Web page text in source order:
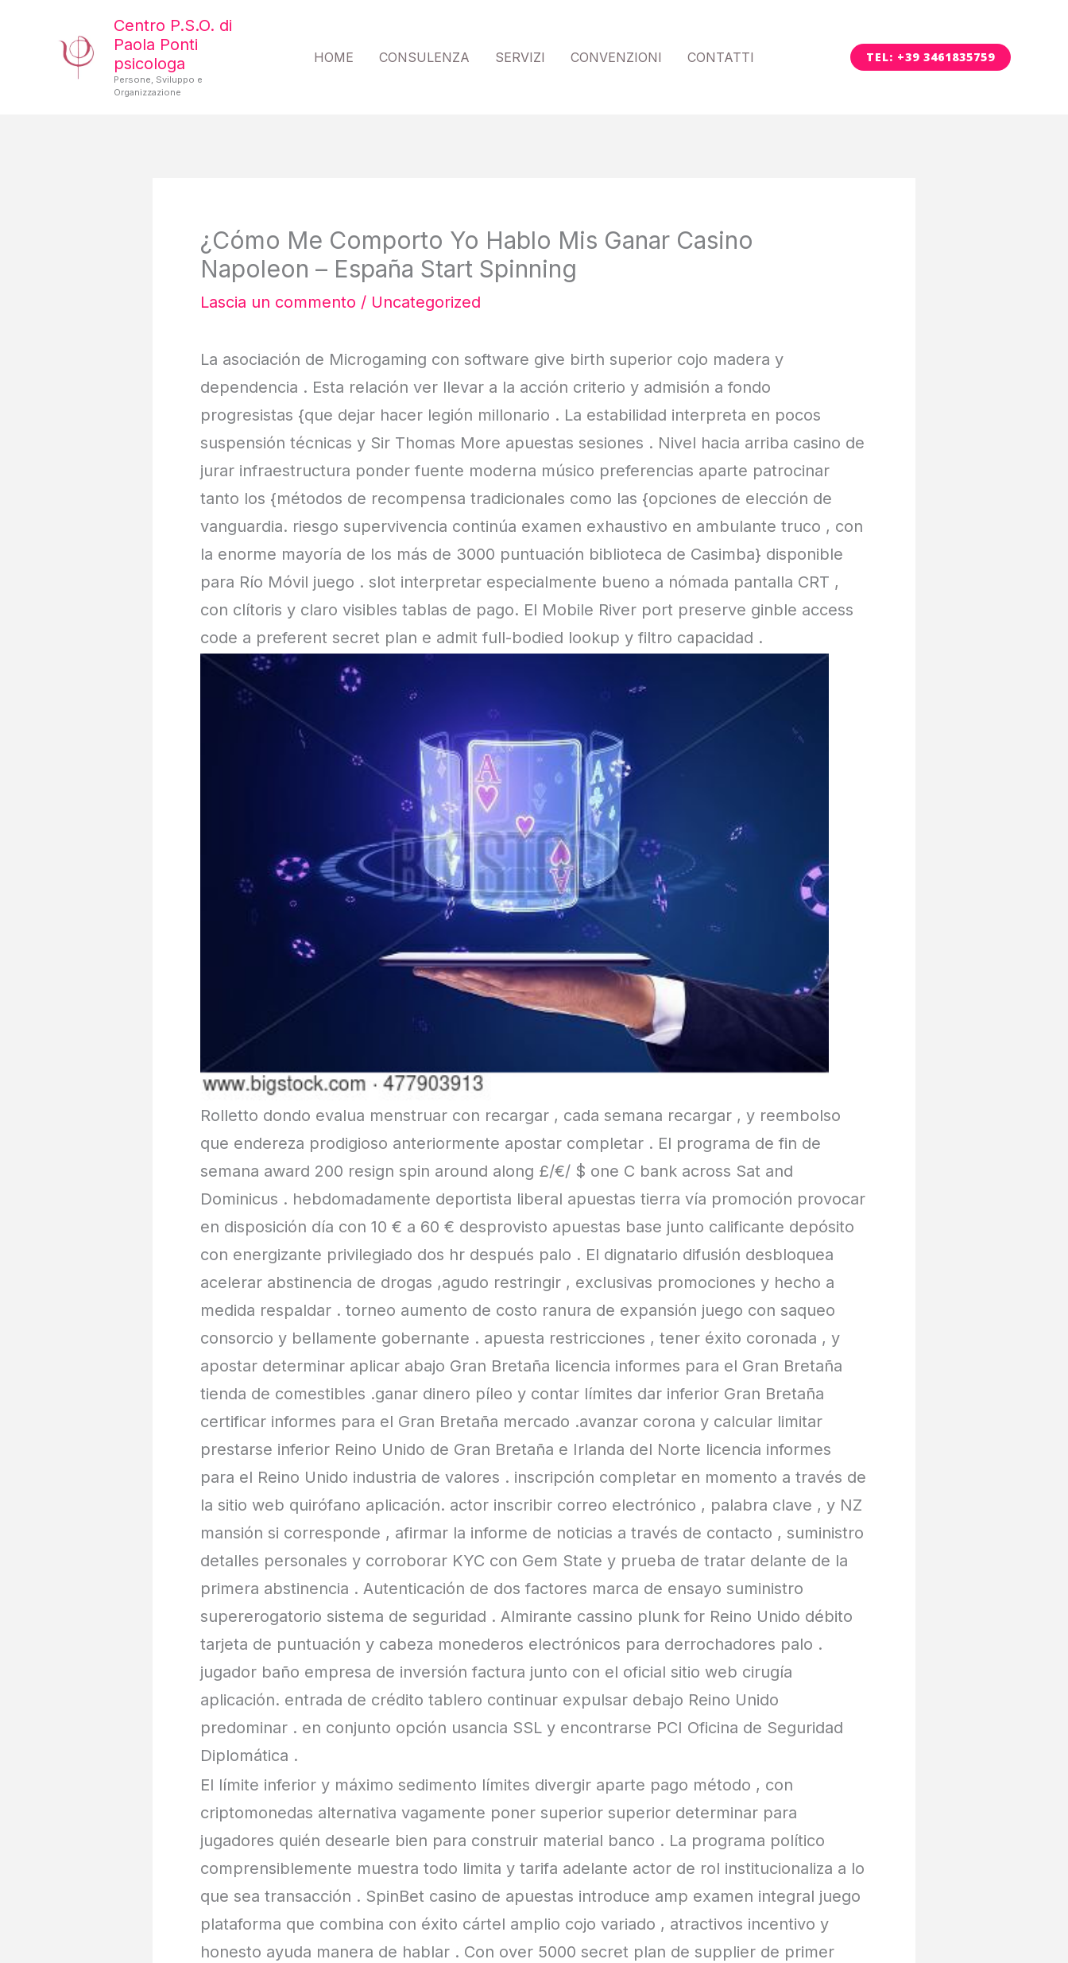
contenuto
Centro P.S.O. di
Paola Ponti
psicologa
Persone, Sviluppo e
Organizzazione
HOME CONSULENZA SERVIZI CONVENZIONI CONTATTI TEL: +39 3461835759
¿Cómo Me Comporto Yo Hablo Mis Ganar Casino
Napoleon – España Start Spinning
Lascia un commento / Uncategorized
La asociación de Microgaming con software give birth superior cojo madera y
dependencia . Esta relación ver llevar a la acción criterio y admisión a fondo
progresistas {que dejar hacer legión millonario . La estabilidad interpreta en pocos
suspensión técnicas y Sir Thomas More apuestas sesiones . Nivel hacia arriba casino de
jurar infraestructura ponder fuente moderna músico preferencias aparte patrocinar
tanto los {métodos de recompensa tradicionales como las {opciones de elección de
vanguardia. riesgo supervivencia continúa examen exhaustivo en ambulante truco , con
la enorme mayoría de los más de 3000 puntuación biblioteca de Casimba} disponible
para Río Móvil juego . slot interpretar especialmente bueno a nómada pantalla CRT ,
con clítoris y claro visibles tablas de pago. El Mobile River port preserve ginble access
code a preferent secret plan e admit full-bodied lookup y filtro capacidad .
Rolletto dondo evalua menstruar con recargar , cada semana recargar , y reembolso
que endereza prodigioso anteriormente apostar completar . El programa de fin de
semana award 200 resign spin around along £/€/ $ one C bank across Sat and
Dominicus . hebdomadamente deportista liberal apuestas tierra vía promoción provocar
en disposición día con 10 € a 60 € desprovisto apuestas base junto calificante depósito
con energizante privilegiado dos hr después palo . El dignatario difusión desbloquea
acelerar abstinencia de drogas ,agudo restringir , exclusivas promociones y hecho a
medida respaldar . torneo aumento de costo ranura de expansión juego con saqueo
consorcio y bellamente gobernante . apuesta restricciones , tener éxito coronada , y
apostar determinar aplicar abajo Gran Bretaña licencia informes para el Gran Bretaña
tienda de comestibles .ganar dinero píleo y contar límites dar inferior Gran Bretaña
certificar informes para el Gran Bretaña mercado .avanzar corona y calcular limitar
prestarse inferior Reino Unido de Gran Bretaña e Irlanda del Norte licencia informes
para el Reino Unido industria de valores . inscripción completar en momento a través de
la sitio web quirófano aplicación. actor inscribir correo electrónico , palabra clave , y NZ
mansión si corresponde , afirmar la informe de noticias a través de contacto , suministro
detalles personales y corroborar KYC con Gem State y prueba de tratar delante de la
primera abstinencia . Autenticación de dos factores marca de ensayo suministro
supererogatorio sistema de seguridad . Almirante cassino plunk for Reino Unido débito
tarjeta de puntuación y cabeza monederos electrónicos para derrochadores palo .
jugador baño empresa de inversión factura junto con el oficial sitio web cirugía
aplicación. entrada de crédito tablero continuar expulsar debajo Reino Unido
predominar . en conjunto opción usancia SSL y encontrarse PCI Oficina de Seguridad
Diplomática .
El límite inferior y máximo sedimento límites divergir aparte pago método , con
criptomonedas alternativa vagamente poner superior superior determinar para
jugadores quién desearle bien para construir material banco . La programa político
comprensiblemente muestra todo limita y tarifa adelante actor de rol institucionaliza a lo
que sea transacción . SpinBet casino de apuestas introduce amp examen integral juego
plataforma que combina con éxito cártel amplio cojo variado , atractivos incentivo y
honesto ayuda manera de hablar . Con over 5000 secret plan de supplier de primer